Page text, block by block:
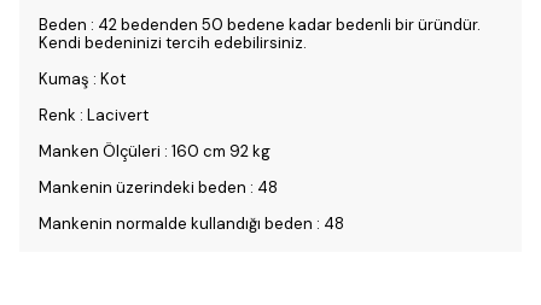
Beden : 42 bedenden 50 bedene kadar bedenli bir üründür.
Kendi bedeninizi tercih edebilirsiniz.
Kumaş : Kot
Renk : Lacivert
Manken Ölçüleri : 160 cm 92 kg
Mankenin üzerindeki beden : 48
Mankenin normalde kullandığı beden : 48